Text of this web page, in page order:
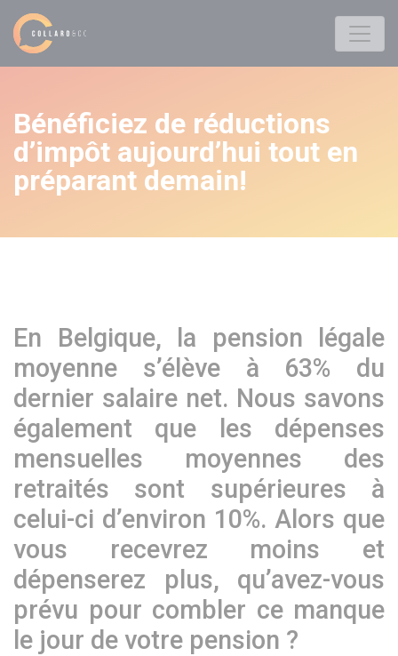
Bénéficiez de réductions
d’impôt aujourd’hui tout en
préparant demain!
En Belgique, la pension légale
moyenne s’élève à 63% du
dernier salaire net. Nous savons
également que les dépenses
mensuelles moyennes des
retraités sont supérieures à
celui-ci d’environ 10%. Alors que
vous recevrez moins et
dépenserez plus, qu’avez-vous
prévu pour combler ce manque
le jour de votre pension ?